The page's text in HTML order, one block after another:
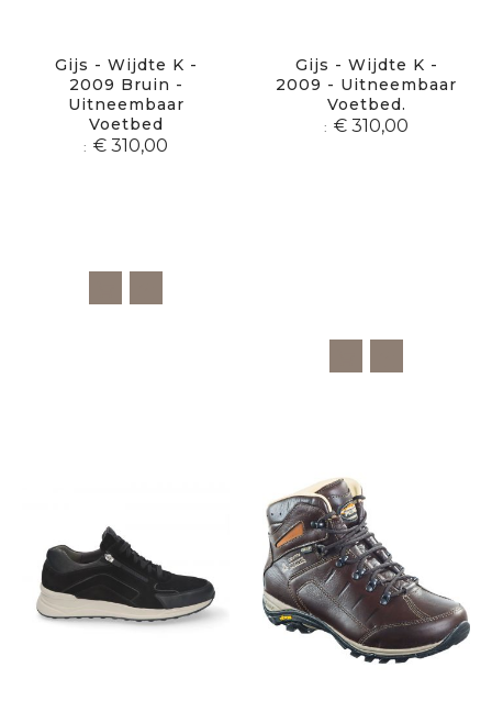
Gijs - Wijdte K -
2009 Bruin -
Uitneembaar
Voetbed
€ 310,00
Gijs - Wijdte K -
2009 - Uitneembaar
Voetbed.
€ 310,00